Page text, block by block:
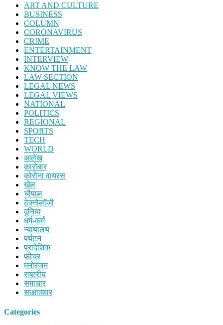
ART AND CULTURE
BUSINESS
COLUMN
CORONAVIRUS
CRIME
ENTERTAINMENT
INTERVIEW
KNOW THE LAW
LAW SECTION
LEGAL NEWS
LEGAL VIEWS
NATIONAL
POLITICS
REGIONAL
SPORTS
TECH
WORLD
आलेख
कारोबार
कोरोना वायरस
खेल
चौपाल
टेक्नोलॉजी
दुनिया
धर्म-कर्म
न्यायालय
पर्यटन
प्रादेशिक
फीचर
मनोरंजन
राष्ट्रीय
समाचार
साक्षात्कार
Categories